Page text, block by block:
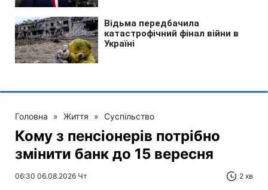
Головна » Життя » Суспільство
Кому з пенсіонерів потрібно
змінити банк до 15 вересня
06:30 06.08.2026 Чт 2 хв